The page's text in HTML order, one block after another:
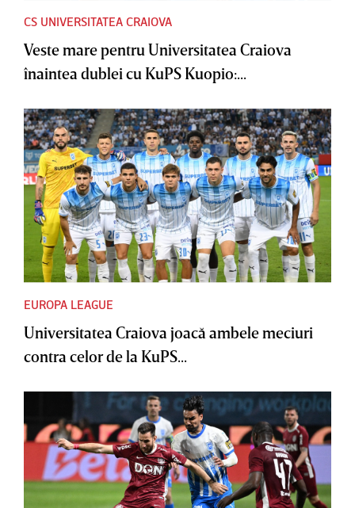
CS UNIVERSITATEA CRAIOVA
Veste mare pentru Universitatea Craiova
înaintea dublei cu KuPS Kuopio:...
EUROPA LEAGUE
Universitatea Craiova joacă ambele meciuri
contra celor de la KuPS...